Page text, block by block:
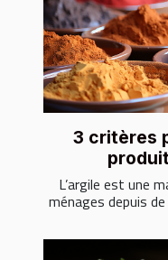
3 critères
L’argile est une
ménages depuis